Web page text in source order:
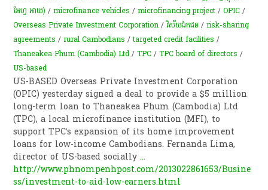
អែហ្វ អាយ) /microfinance vehicles /microfinancing project /OPIC /
Overseas Private Investment Corporation /វិស័យ​ឯកជន​ /risk-sharing
agreements /rural Cambodians /targeted credit facilities /
Thaneakea Phum (Cambodia) Ltd /TPC /TPC board of directors /
US-based
US-BASED Overseas Private Investment Corporation
(OPIC) yesterday signed a deal to provide a $5 million
long-term loan to Thaneakea Phum (Cambodia) Ltd
(TPC), a local microfinance institution (MFI), to
support TPC’s expansion of its home improvement
loans for low-income Cambodians. Fernanda Lima,
director of US-based socially...
http://www.phnompenhpost.com/2013022861653/Busine
ss/investment-to-aid-low-earners.html